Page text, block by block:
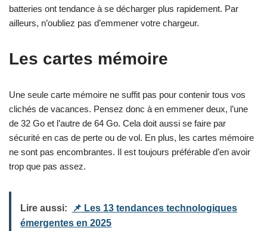
batteries ont tendance à se décharger plus rapidement. Par
ailleurs, n’oubliez pas d’emmener votre chargeur.
Les cartes mémoire
Une seule carte mémoire ne suffit pas pour contenir tous vos
clichés de vacances. Pensez donc à en emmener deux, l’une
de 32 Go et l’autre de 64 Go. Cela doit aussi se faire par
sécurité en cas de perte ou de vol. En plus, les cartes mémoire
ne sont pas encombrantes. Il est toujours préférable d’en avoir
trop que pas assez.
Lire aussi:
📌 Les 13 tendances technologiques
émergentes en 2025